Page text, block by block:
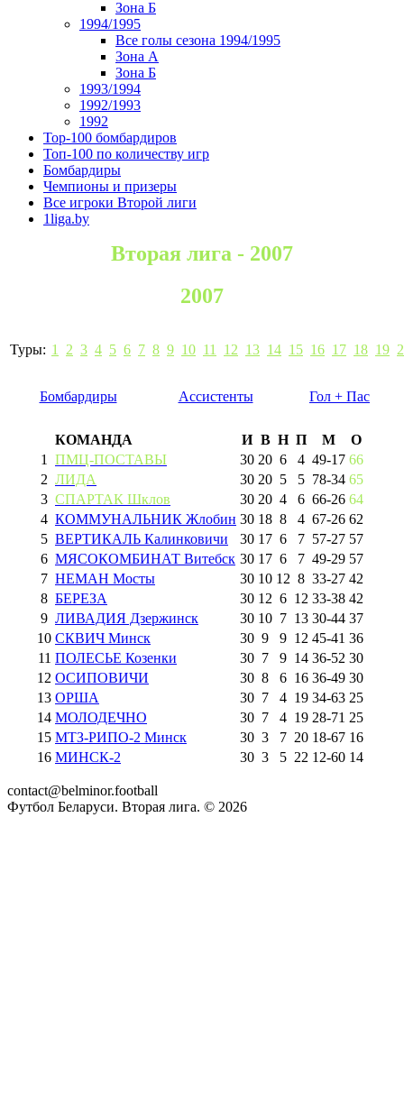
Зона Б
1994/1995
Все голы сезона 1994/1995
Зона А
Зона Б
1993/1994
1992/1993
1992
Top-100 бомбардиров
Топ-100 по количеству игр
Бомбардиры
Чемпионы и призеры
Все игроки Второй лиги
1liga.by
Вторая лига - 2007
2007
Туры: 1 2 3 4 5 6 7 8 9 10 11 12 13 14 15 16 17 18 19
Бомбардиры Ассистенты Гол + Пас
КОМАНДА И В Н П М
О
1
ПМЦ-ПОСТАВЫ 30 20 6 4 49-17 66
2 ЛИДА 30 20 5 5 78-34 65
3 СПАРТАК Шклов 30 20 4 6 66-26 64
4 КОММУНАЛЬНИК Жлобин 30 18 8 4 67-26 62
5 ВЕРТИКАЛЬ Калинковичи 30 17 6 7 57-27 57
6 МЯСОКОМБИНАТ Витебск 30 17 6 7 49-29 57
7 НЕМАН Мосты 30 10 12 8 33-27 42
8 БЕРЕЗА 30 12 6 12 33-38 42
9 ЛИВАДИЯ Дзержинск 30 10 7 13 30-44 37
10 СКВИЧ Минск 30 9 9 12 45-41 36
11 ПОЛЕСЬЕ Козенки 30 7 9 14 36-52 30
12 ОСИПОВИЧИ 30 8 6 16 36-49 30
13 ОРША 30 7 4 19 34-63 25
14 МОЛОДЕЧНО 30 7 4 19 28-71 25
15 МТЗ-РИПО-2 Минск 30 3 7 20 18-67 16
16 МИНСК-2 30 3 5 22 12-60 14
contact@belminor.football
Футбол Беларуси. Вторая лига. © 2026